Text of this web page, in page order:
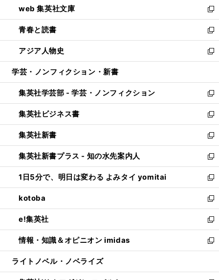
ド
ウ
で
開
く
ィ
ン
ド
ウ
で
開
い
ウ
ィ
ン
ド
ウ
開
く
web 集英社文庫
新
し
い
ウ
ィ
ン
ウ
で
開
く
青春と読書
新
し
い
ウ
ン
ド
ウ
で
開
く
アジア人物史
新
し
ウ
ィ
ン
ド
ウ
で
開
く
学芸・ノンフィクション・新書
集英社学芸部 - 学芸・ノンフィクション
新
し
い
ウ
ィ
ン
ド
ウ
で
開
く
集英社ビジネス書
新
し
い
ウ
ィ
ン
ド
ウ
で
開
く
集英社新書
新
し
い
ウ
ィ
ン
ド
ウ
で
開
く
集英社新書プラス - 知の水先案内人
新
し
い
ウ
ィ
ン
ド
ウ
で
開
1日5分で、明日は変わる よみタイ yomitai
新
し
い
ウ
ィ
ン
ド
ウ
開
kotoba
新
し
い
ウ
ィ
ン
ウ
e!集英社
新
し
い
ウ
ン
情報・知識＆オピニオン imidas
新
し
ウ
ライトノベル・ノベライズ